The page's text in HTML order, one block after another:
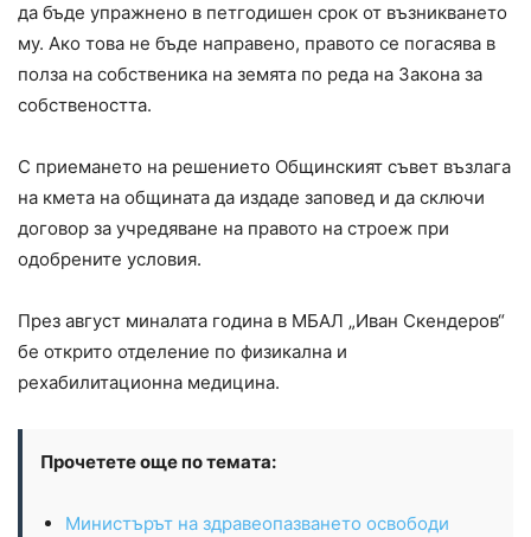
да бъде упражнено в петгодишен срок от възникването
му. Ако това не бъде направено, правото се погасява в
полза на собственика на земята по реда на Закона за
собствеността.
С приемането на решението Общинският съвет възлага
на кмета на общината да издаде заповед и да сключи
договор за учредяване на правото на строеж при
одобрените условия.
През август миналата година в МБАЛ „Иван Скендеров“
бе открито отделение по физикална и
рехабилитационна медицина.
Прочетете още по темата:
Министърът на здравеопазването освободи